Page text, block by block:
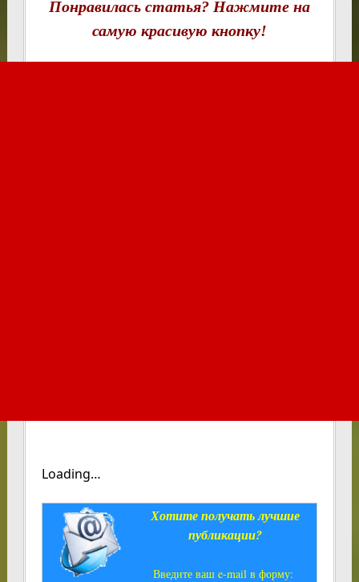
Понравилась статья? Нажмите на
самую красивую кнопку!
Loading…
Хотите получать лучшие
публикации?
Введите ваш e-mail в форму: